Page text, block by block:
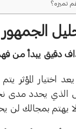
تميزه؟
دقيق يبدأ من
يعد اختيار
الذي يحدد مدى
يهتم بمجالك لن